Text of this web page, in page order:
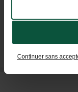
Continuer sans